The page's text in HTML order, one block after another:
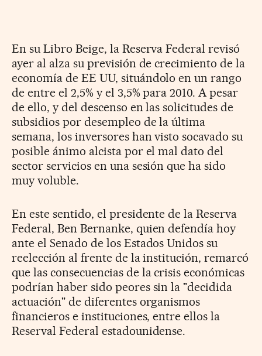
En su Libro Beige, la Reserva Federal revisó
ayer al alza su previsión de crecimiento de la
economía de EE UU, situándolo en un rango
de entre el 2,5% y el 3,5% para 2010. A pesar
de ello, y del descenso en las solicitudes de
subsidios por desempleo de la última
semana, los inversores han visto socavado su
posible ánimo alcista por el mal dato del
sector servicios en una sesión que ha sido
muy voluble.
En este sentido, el presidente de la Reserva
Federal, Ben Bernanke, quien defendía hoy
ante el Senado de los Estados Unidos su
reelección al frente de la institución, remarcó
que las consecuencias de la crisis económicas
podrían haber sido peores sin la "decidida
actuación" de diferentes organismos
financieros e instituciones, entre ellos la
Reserval Federal estadounidense.